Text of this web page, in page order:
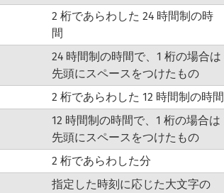
2 桁であらわした 24 時間制の時
間
24 時間制の時間で、1 桁の場合は
先頭にスペースをつけたもの
2 桁であらわした 12 時間制の時間
12 時間制の時間で、1 桁の場合は
先頭にスペースをつけたもの
2 桁であらわした分
指定した時刻に応じた大文字の